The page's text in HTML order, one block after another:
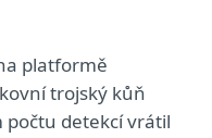
platformě
trojský kůň
počtu detekcí vrátil